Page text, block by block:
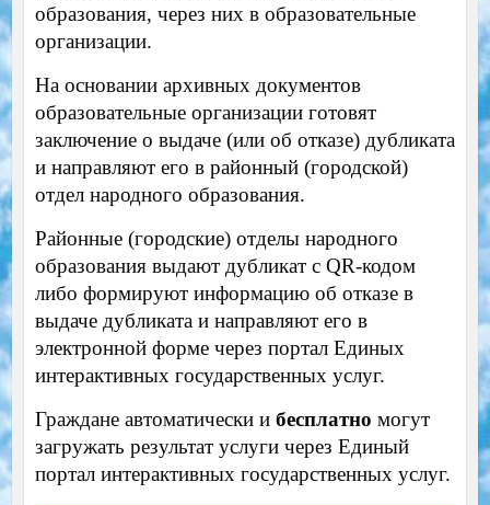
образования, через них в образовательные
организации.
На основании архивных документов
образовательные организации готовят
заключение о выдаче (или об отказе) дубликата
и направляют его в районный (городской)
отдел народного образования.
Районные (городские) отделы народного
образования выдают дубликат с QR-кодом
либо формируют информацию об отказе в
выдаче дубликата и направляют его в
электронной форме через портал Единых
интерактивных государственных услуг.
Граждане автоматически и бесплатно могут
загружать результат услуги через Единый
портал интерактивных государственных услуг.